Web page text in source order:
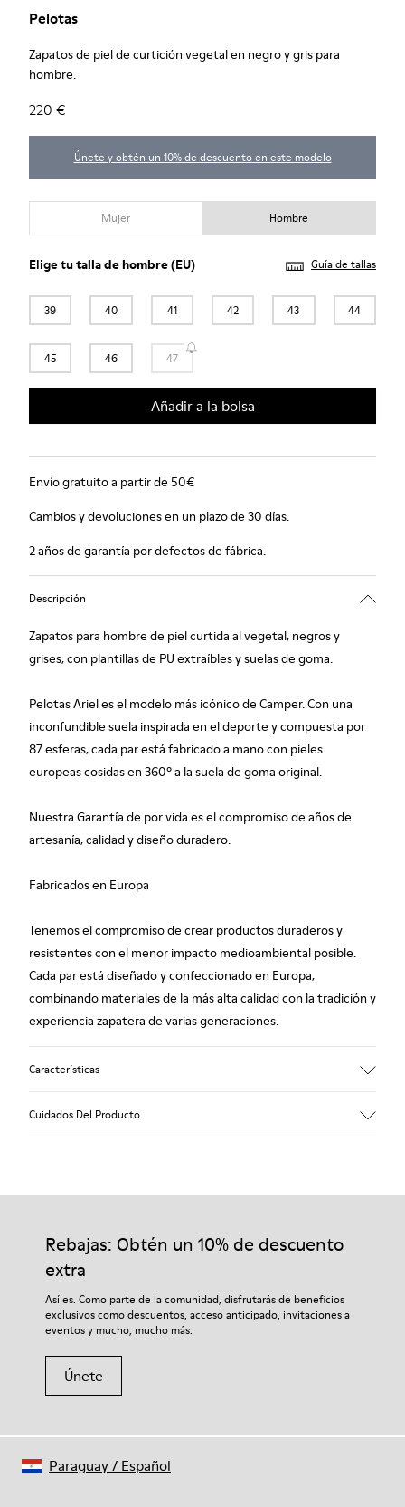
Pelotas
Zapatos de piel de curtición vegetal en negro y gris para
hombre.
220 €
Únete y obtén un 10% de descuento en este modelo
Mujer Hombre
Elige tutalla de hombre(EU) Guía de tallas
39 40 41 42 43 44
45 46 47
Añadir a la bolsa
Envío gratuito a partir de 50€
Cambios y devoluciones en un plazo de 30 días.
2 años de garantía por defectos de fábrica.
Descripción
Zapatos para hombre de piel curtida al vegetal, negros y
grises, con plantillas de PU extraíbles y suelas de goma.
Pelotas Ariel es el modelo más icónico de Camper. Con una
inconfundible suela inspirada en el deporte y compuesta por
87 esferas, cada par está fabricado a mano con pieles
europeas cosidas en 360º a la suela de goma original.
Nuestra Garantía de por vida es el compromiso de años de
artesanía, calidad y diseño duradero.
Fabricados en Europa
Tenemos el compromiso de crear productos duraderos y
resistentes con el menor impacto medioambiental posible.
Cada par está diseñado y confeccionado en Europa,
combinando materiales de la más alta calidad con la tradición y
experiencia zapatera de varias generaciones.
Características
Plantilla de PU
Forro
Cuidados Del Producto
Nuestros zapatos se han fabricado con materiales de primera
adecuados para el cuidado del calzado los protegerá y
garantizará que duren más tiempo.
Si deseas obtener información detallada sobre cómo cuidar de
tu par, visita nuestraGuía para el cuidado del calzado.
Rebajas: Obtén un 10% de descuento
extra
Así es. Como parte de la comunidad, disfrutarás de beneficios
exclusivos como descuentos, acceso anticipado, invitaciones a
eventos y mucho, mucho más.
Únete
Paraguay/ Español